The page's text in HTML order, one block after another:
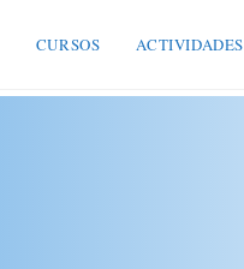
CURSOS ACTIVIDADES